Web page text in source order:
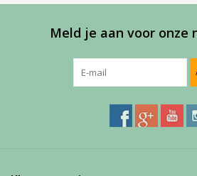
Meld je aan voor onze